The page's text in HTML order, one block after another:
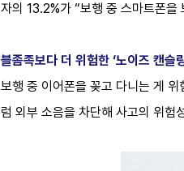
자의 13.2%가 “보행 중 스마트폰을
블좀족보다 더 위험한 ‘노이즈 캔슬
보행 중 이어폰을 꽂고 다니는 게
럼 외부 소음을 차단해 사고의 위험